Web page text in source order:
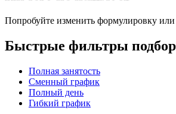
Попробуйте изменить формулировку
Быстрые фильтры
Полная занятость
Сменный график
Полный день
Гибкий график